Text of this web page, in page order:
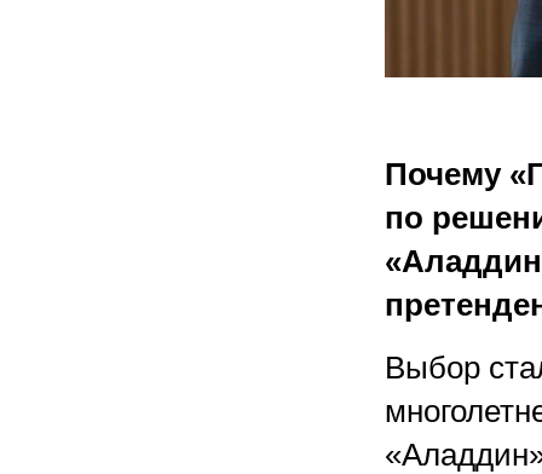
Почему
по
«Аладдин
Выбор